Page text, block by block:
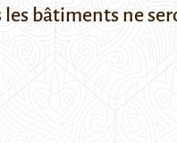
les bâtiments ne